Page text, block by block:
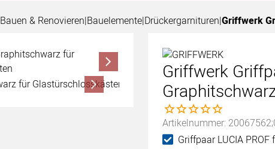
Bauen & Renovieren|Bauelemente|Drückergarnituren|Griffwerk
Griffwerk
Noch keine Bewertungen
Artikelnummer:
Griffpaar LUCIA